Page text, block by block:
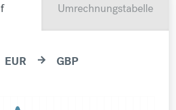
Umrechnungstabelle
EUR arrow_forward GBP